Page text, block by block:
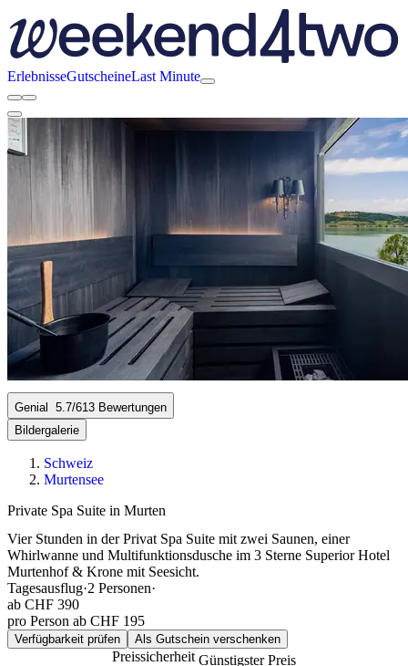
ErlebnisseGutscheineLast Minute
Genial 5.7/613 Bewertungen
Bildergalerie
Schweiz
Murtensee
Private Spa Suite in Murten
Vier Stunden in der Privat Spa Suite mit zwei Saunen, einer
Whirlwanne und Multifunktionsdusche im 3 Sterne Superior Hotel
Murtenhof & Krone mit Seesicht.
Tagesausflug·2 Personen·
ab CHF 390
pro Person ab CHF 195
Verfügbarkeit prüfen Als Gutschein verschenken
PreissicherheitGünstigster Preis